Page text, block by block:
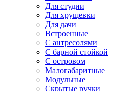
Для студии
Для хрущевки
Для дачи
Встроенные
С антресолями
С барной стойкой
С островом
Малогабаритные
Модульные
Скрытые ручки